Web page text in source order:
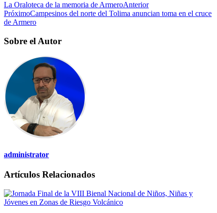
La Oraloteca de la memoria de ArmeroAnterior
PróximoCampesinos del norte del Tolima anuncian toma en el cruce
de Armero
Sobre el Autor
administrator
Artículos Relacionados